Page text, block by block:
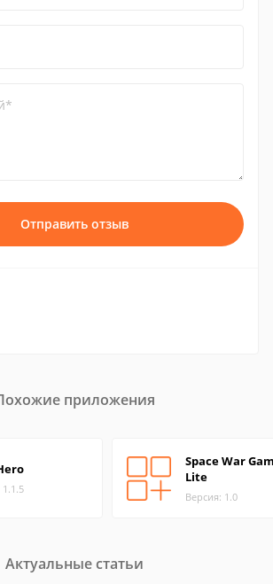
Отправить отзыв
приложения
1.1.5
Space War
Lite
Версия: 1.0
Актуальные статьи